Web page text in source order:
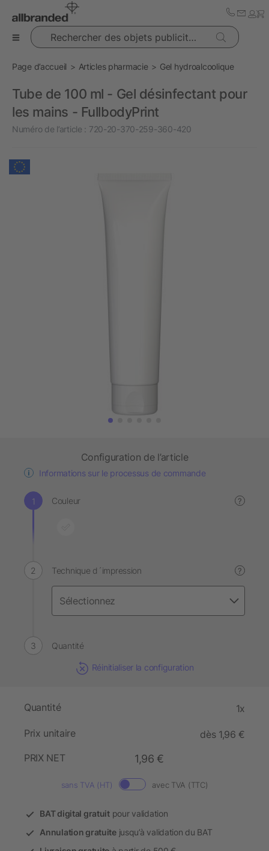
Rechercher des objets publicitaires
Page d’accueil Articles pharmacie Gel hydroalcoolique
Tube de 100 ml - Gel désinfectant pour
les mains - FullbodyPrint
Numéro de l’article : 720-20-370-259-360-420
Configuration de l’article
Informations sur le processus de commande
Couleur ?
Technique d´impression ?
Quantité
Réinitialiser la configuration
Quantité 1x
Prix unitaire
dès 1,96 €
PRIX NET
1,96 €
sans TVA (HT) avec TVA (TTC)
BAT digital gratuitpour validation
Annulation gratuitejusqu’à validation du BAT